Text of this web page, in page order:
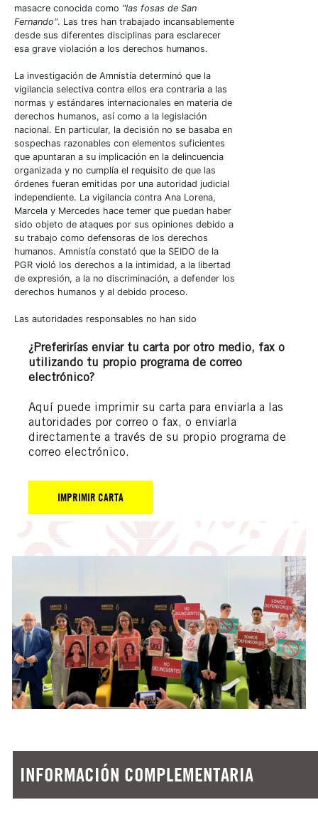
¿Preferirías enviar tu carta por otro medio, fax o
utilizando tu propio programa de correo
electrónico?
Aquí puede imprimir su carta para enviarla a las
autoridades por correo o fax, o enviarla
directamente a través de su propio programa de
correo electrónico.
IMPRIMIR CARTA
INFORMACIÓN COMPLEMENTARIA